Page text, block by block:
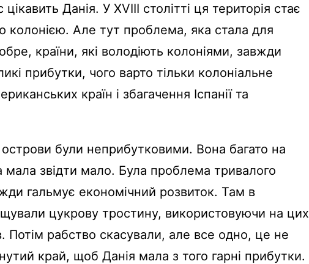
Данія. У XVIII столітті ця територія стає
колонією. Але тут проблема, яка стала для
країни, які володіють колоніями, завжди
прибутки, чого варто тільки колоніальне
країн і збагачення Іспанії та
острови були неприбутковими. Вона багато на
мала звідти мало. Була проблема тривалого
гальмує економічний розвиток. Там в
цукрову тростину, використовуючи на цих
Потім рабство скасували, але все одно, це не
край, щоб Данія мала з того гарні прибутки.